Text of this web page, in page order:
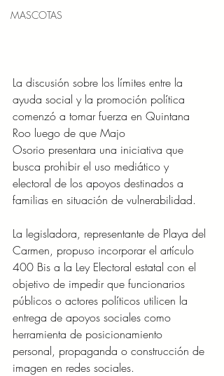
MASCOTAS
La discusión sobre los límites entre la
ayuda social y la promoción política
comenzó a tomar fuerza en Quintana
Roo luego de que Majo
Osorio presentara una iniciativa que
busca prohibir el uso mediático y
electoral de los apoyos destinados a
familias en situación de vulnerabilidad.
La legisladora, representante de Playa del
Carmen, propuso incorporar el artículo
400 Bis a la Ley Electoral estatal con el
objetivo de impedir que funcionarios
públicos o actores políticos utilicen la
entrega de apoyos sociales como
herramienta de posicionamiento
personal, propaganda o construcción de
imagen en redes sociales.